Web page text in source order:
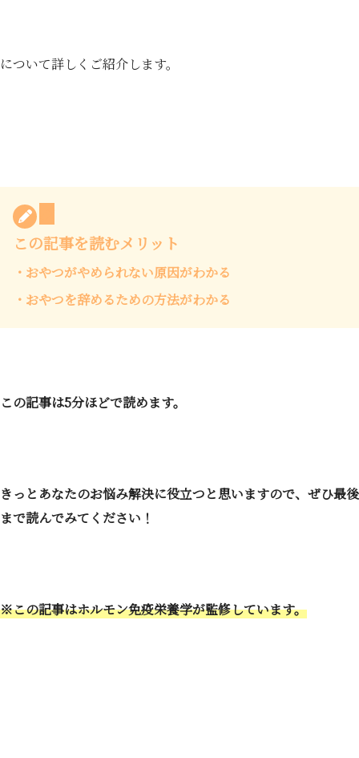
について詳しくご紹介します。
この記事を読むメリット
・おやつがやめられない原因がわかる
・おやつを辞めるための方法がわかる
この記事は5分ほどで読めます。
きっとあなたのお悩み解決に役立つと思いますので、ぜひ最後
まで読んでみてください！
※この記事はホルモン免疫栄養学が監修しています。